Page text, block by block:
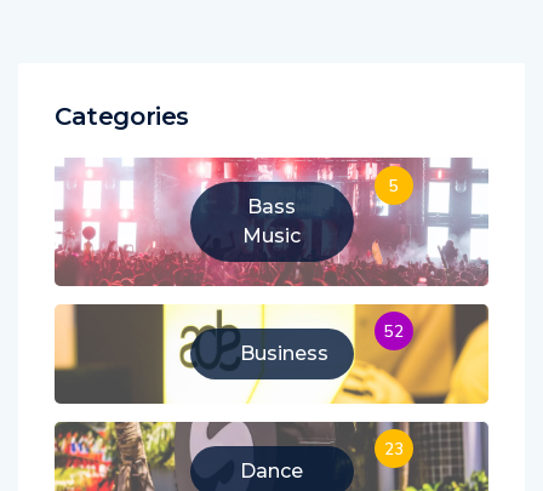
Bass
Music
5
Business
52
23